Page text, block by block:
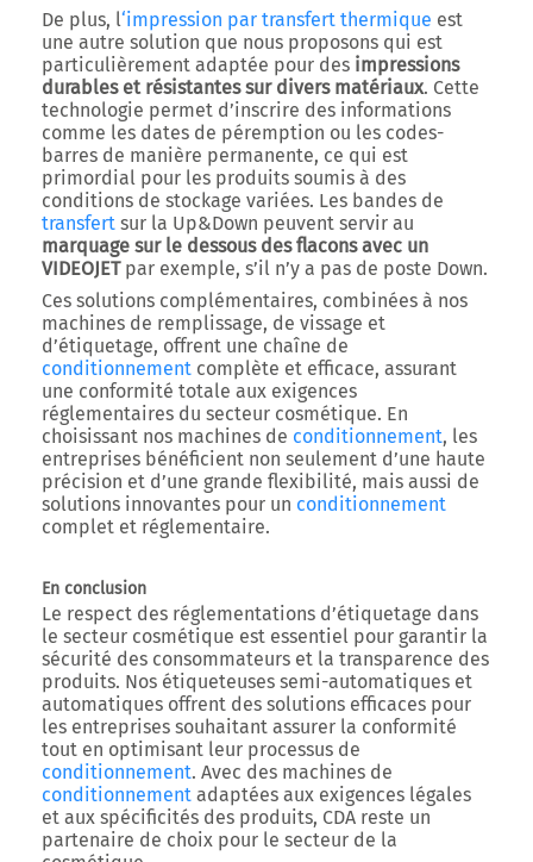
De plus, l‘impression par transfert thermique est
une autre solution que nous proposons qui est
particulièrement adaptée pour des impressions
durables et résistantes sur divers matériaux. Cette
technologie permet d’inscrire des informations
comme les dates de péremption ou les codes-
barres de manière permanente, ce qui est
primordial pour les produits soumis à des
conditions de stockage variées. Les bandes de
transfert sur la Up&Down peuvent servir au
marquage sur le dessous des flacons avec un
VIDEOJETpar exemple, s’il n’y a pas de poste Down.
Ces solutions complémentaires, combinées à nos
machines de remplissage, de vissage et
d’étiquetage, offrent une chaîne de
conditionnement complète et efficace, assurant
une conformité totale aux exigences
réglementaires du secteur cosmétique. En
choisissant nos machines de conditionnement, les
entreprises bénéficient non seulement d’une haute
précision et d’une grande flexibilité, mais aussi de
solutions innovantes pour un conditionnement
complet et réglementaire.
En conclusion
Le respect des réglementations d’étiquetage dans
le secteur cosmétique est essentiel pour garantir la
sécurité des consommateurs et la transparence des
produits. Nos étiqueteuses semi-automatiques et
automatiques offrent des solutions efficaces pour
les entreprises souhaitant assurer la conformité
tout en optimisant leur processus de
conditionnement. Avec des machines de
conditionnement adaptées aux exigences légales
et aux spécificités des produits, CDA reste un
partenaire de choix pour le secteur de la